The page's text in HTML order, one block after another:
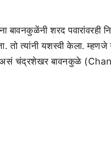
बावनकुळेंनी शरद पवारांवरही
तो त्यांनी यशस्वी केला.
असं चंद्रशेखर बावनकुळे